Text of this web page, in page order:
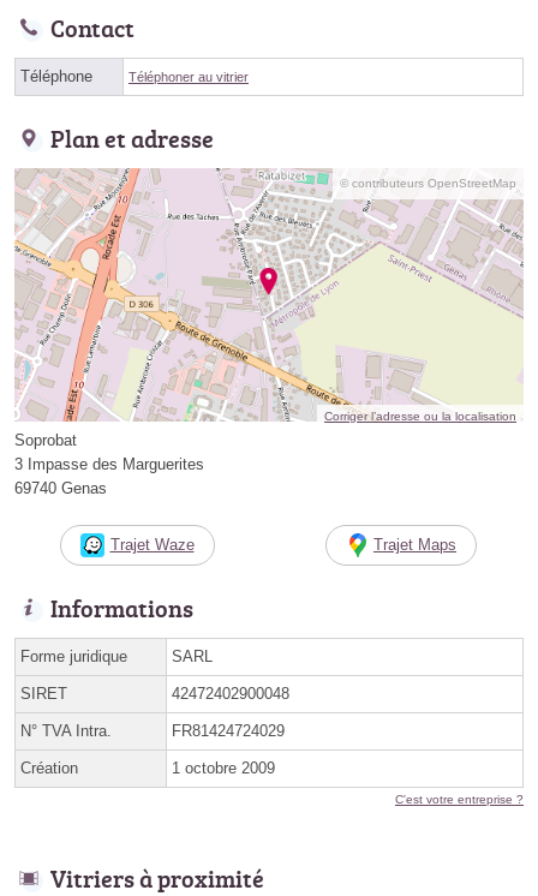
Contact
Téléphone Téléphoner au vitrier
Plan et adresse
© contributeurs OpenStreetMap
Corriger l’adresse ou la localisation
Soprobat
3 Impasse des Marguerites
69740 Genas
Trajet Waze Trajet Maps
Informations
Forme juridique SARL
SIRET 42472402900048
N° TVA Intra. FR81424724029
Création 1 octobre 2009
C'est votre entreprise ?
Vitriers à proximité